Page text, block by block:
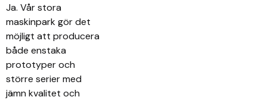
Ja. Vår stora
maskinpark gör det
möjligt att producera
både enstaka
prototyper och
större serier med
jämn kvalitet och